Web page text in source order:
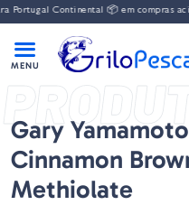
Continental 📦 em compras acima
Gary
Cinnamon
Methiolate